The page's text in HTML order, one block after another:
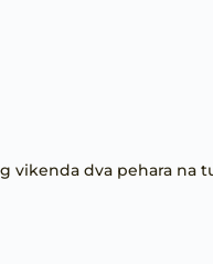
vikenda dva pehara na